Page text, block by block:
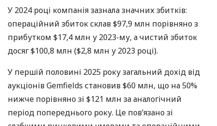
У 2024 році компанія зазнала значних збитків:
операційний збиток склав $97,9 млн порівняно з
прибутком $17,4 млн у 2023-му, а чистий збиток
досяг $100,8 млн ($2,8 млн у 2023 році).
У першій половині 2025 року загальний дохід від
аукціонів Gemfields становив $60 млн, що на 50%
нижче порівняно зі $121 млн за аналогічний
період попереднього року. Це пов’язано зі